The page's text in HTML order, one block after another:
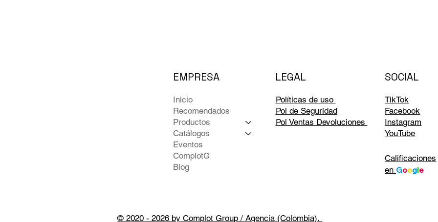
EMPRESA
Inicio
Recomendados
Productos
Catálogos
Eventos
ComplotG
Blog
LEGAL
Políticas de uso
Pol de Seguridad
Pol Ventas Devoluciones
SOCIAL
TikTok
Facebook
Instagram
YouTube
Calificaciones
en Google
© 2020 - 2026 by Complot Group / Agencia (Colombia).